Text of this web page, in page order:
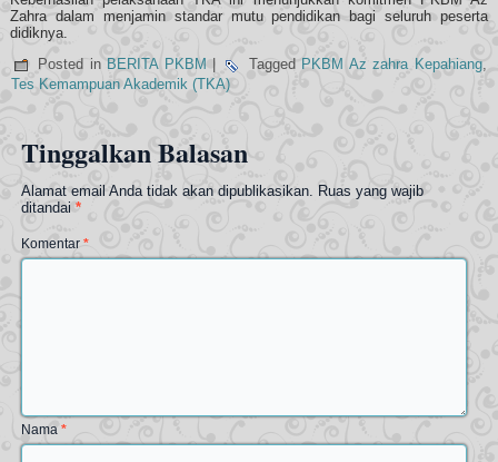
Zahra dalam menjamin standar mutu pendidikan bagi seluruh peserta
didiknya.
Posted in BERITA PKBM Tagged PKBM Az zahra Kepahiang,
Tes Kemampuan Akademik (TKA)
Tinggalkan Balasan
Alamat email Anda tidak akan dipublikasikan. Ruas yang wajib
ditandai*
Komentar*
Nama*